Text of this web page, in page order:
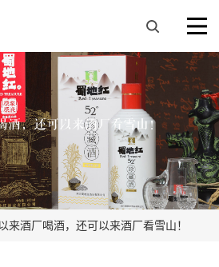
酒，还可以来酒厂看雪山！
来酒厂喝酒，还可以来酒厂看雪山！